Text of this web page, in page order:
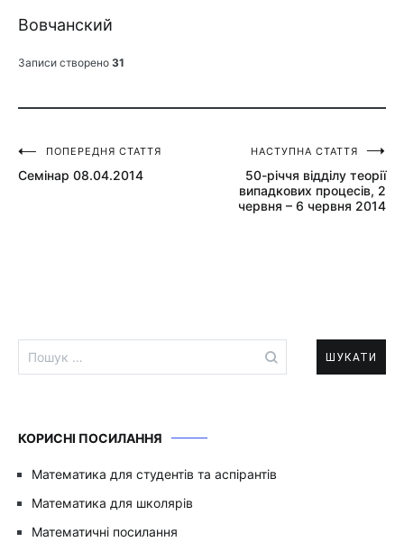
Вовчанский
Записи створено 31
Навігація
записів
ПОПЕРЕДНЯ СТАТТЯ
Семінар 08.04.2014
НАСТУПНА СТАТТЯ
50-річчя відділу теорії
випадкових процесів, 2
червня – 6 червня 2014
КОРИСНІ ПОСИЛАННЯ
Математика для студентів та аспірантів
Математика для школярів
Математичні посилання